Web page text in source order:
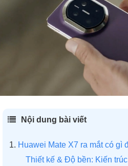
Nội dung bài viết
Huawei Mate X7 ra mắt có gì
Thiết kế & Độ bền: Kiến